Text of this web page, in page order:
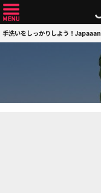
手洗いをしっかりしよう！Japaaan